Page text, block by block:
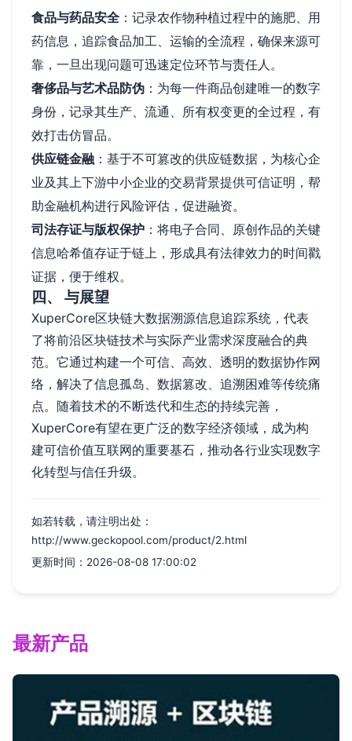
食品与药品安全 ：记录农作物种植过程中的施肥、用
药信息，追踪食品加工、运输的全流程，确保来源可
靠，一旦出现问题可迅速定位环节与责任人。
奢侈品与艺术品防伪 ：为每一件商品创建唯一的数字
身份，记录其生产、流通、所有权变更的全过程，有
效打击仿冒品。
供应链金融 ：基于不可篡改的供应链数据，为核心企
业及其上下游中小企业的交易背景提供可信证明，帮
助金融机构进行风险评估，促进融资。
司法存证与版权保护 ：将电子合同、原创作品的关键
信息哈希值存证于链上，形成具有法律效力的时间戳
证据，便于维权。
四、 与展望
XuperCore区块链大数据溯源信息追踪系统，代表
了将前沿区块链技术与实际产业需求深度融合的典
范。它通过构建一个可信、高效、透明的数据协作网
络，解决了信息孤岛、数据篡改、追溯困难等传统痛
点。随着技术的不断迭代和生态的持续完善，
XuperCore有望在更广泛的数字经济领域，成为构
建可信价值互联网的重要基石，推动各行业实现数字
化转型与信任升级。
如若转载，请注明出处：
http://www.geckopool.com/product/2.html
更新时间：2026-08-08 17:00:02
最新产品